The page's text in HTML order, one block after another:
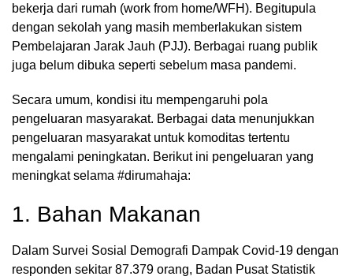
bekerja dari rumah (work from home/WFH). Begitupula
dengan sekolah yang masih memberlakukan sistem
Pembelajaran Jarak Jauh (PJJ). Berbagai ruang publik
juga belum dibuka seperti sebelum masa pandemi.
Secara umum, kondisi itu mempengaruhi pola
pengeluaran masyarakat. Berbagai data menunjukkan
pengeluaran masyarakat untuk komoditas tertentu
mengalami peningkatan. Berikut ini pengeluaran yang
meningkat selama #dirumahaja:
1. Bahan Makanan
Dalam Survei Sosial Demografi Dampak Covid-19 dengan
responden sekitar 87.379 orang, Badan Pusat Statistik